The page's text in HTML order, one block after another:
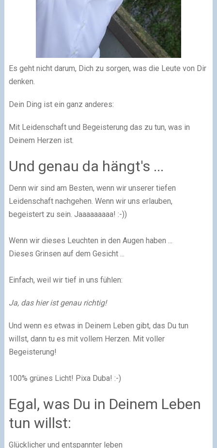
​Es geht nicht darum, Dich zu sorgen, was die Leute von Dir
denken.
Dein Ding ist ein ganz anderes:
Mit Leidenschaft und Begeisterung das zu tun, was in
Deinem Herzen ist.​
Und genau da hängt's ...​
Denn wir sind am Besten, wenn wir unserer tiefen
Leidenschaft nachgehen. Wenn wir uns erlauben,
begeistert zu sein. Jaaaaaaaaa! :-))
Wenn wir dieses Leuchten in den Augen haben ...
Dieses Grinsen auf dem Gesicht ...
Einfach, weil wir tief in uns fühlen:
Ja, das hier ist genau richtig!
Und wenn es etwas in Deinem Leben gibt, das Du tun
willst, dann tu es mit vollem Herzen. Mit voller
Begeisterung!
100% grünes Licht! Pixa Duba! :-)
Egal, was Du in Deinem Leben
tun willst:
Glücklicher und entspannter leben